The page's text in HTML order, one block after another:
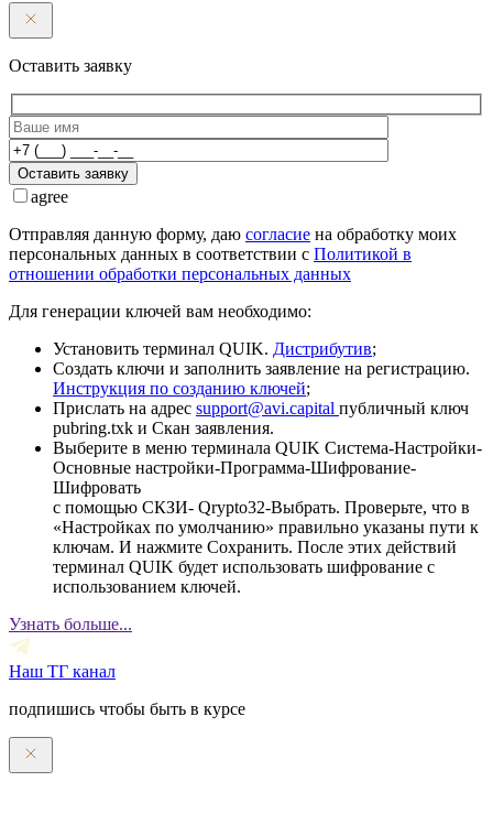
Оставить заявку
Оставить заявку
agree
Отправляя данную форму, даю согласие на обработку моих
персональных данных в соответствии с Политикой в
отношении обработки персональных данных
Для генерации ключей вам необходимо:
Установить терминал QUIK. Дистрибутив;
Создать ключи и заполнить заявление на регистрацию.
Инструкция по созданию ключей;
Прислать на адрес support@avi.capital публичный ключ
pubring.txk и Скан заявления.
Выберите в меню терминала QUIK Система-Настройки-
Основные настройки-Программа-Шифрование-
Шифровать
с помощью СКЗИ- Qrypto32-Выбрать. Проверьте, что в
«Настройках по умолчанию» правильно указаны пути к
ключам. И нажмите Сохранить. После этих действий
терминал QUIK будет использовать шифрование с
использованием ключей.
Узнать больше...
Наш ТГ канал
подпишись чтобы быть в курсе